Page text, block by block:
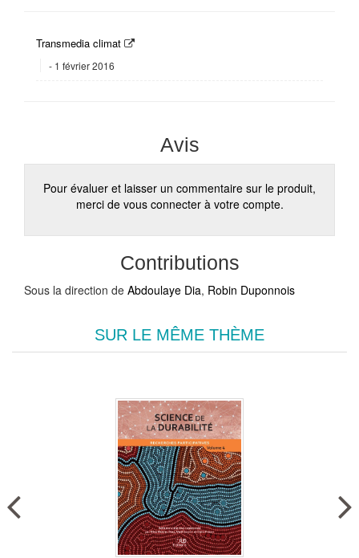
Transmedia climat
1 février 2016
Avis
Pour évaluer et laisser un commentaire sur le produit,
merci de vous connecter à votre compte.
Contributions
Sous la direction de Abdoulaye Dia, Robin Duponnois
SUR LE MÊME THÈME